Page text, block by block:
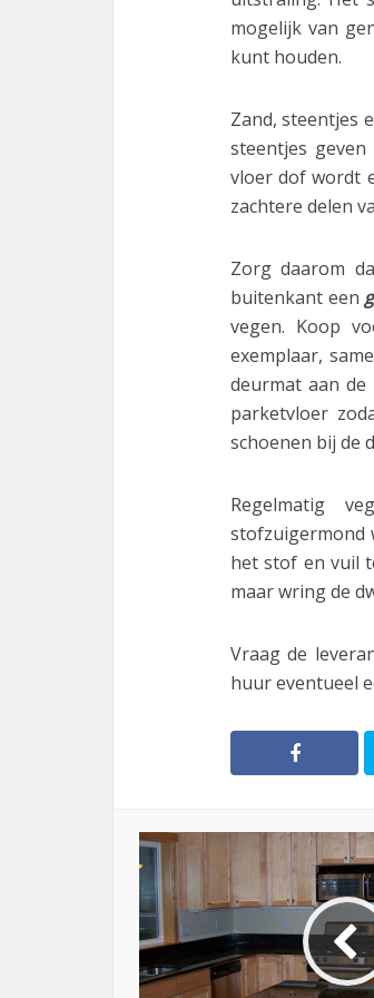
mogelijk van
kunt houden.
Zand, steentjes
steentjes
vloer dof wordt
zachtere delen
Zorg daarom
buitenkant een
vegen. Koop
exemplaar,
deurmat aan de
parketvloer
schoenen bij de
Regelmatig
stofzuigermond
het stof en vuil
maar wring de
Vraag de
huur eventueel